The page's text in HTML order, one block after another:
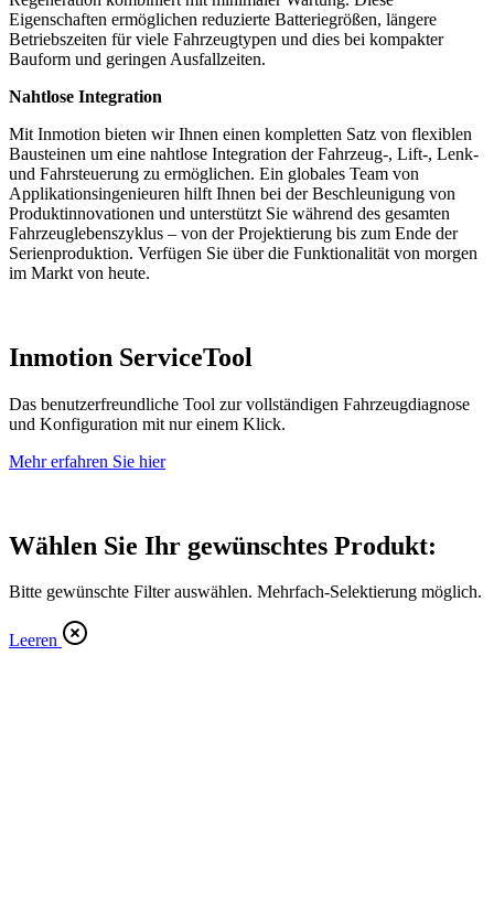
Eigenschaften ermöglichen reduzierte Batteriegrößen, längere
Betriebszeiten für viele Fahrzeugtypen und dies bei kompakter
Bauform und geringen Ausfallzeiten.
Nahtlose Integration
Mit Inmotion bieten wir Ihnen einen kompletten Satz von flexiblen
Bausteinen um eine nahtlose Integration der Fahrzeug-, Lift-, Lenk-
und Fahrsteuerung zu ermöglichen. Ein globales Team von
Applikationsingenieuren hilft Ihnen bei der Beschleunigung von
Produktinnovationen und unterstützt Sie während des gesamten
Fahrzeuglebenszyklus – von der Projektierung bis zum Ende der
Serienproduktion. Verfügen Sie über die Funktionalität von morgen
im Markt von heute.
Inmotion ServiceTool
Das benutzerfreundliche Tool zur vollständigen Fahrzeugdiagnose
und Konfiguration mit nur einem Klick.
Mehr erfahren Sie hier
Wählen Sie Ihr gewünschtes Produkt:
Bitte gewünschte Filter auswählen. Mehrfach-Selektierung möglich.
Leeren